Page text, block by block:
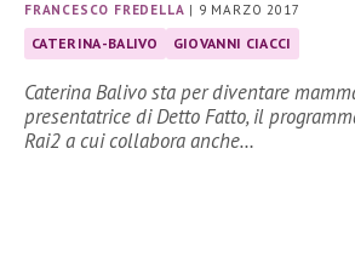
FRANCESCO FREDELLA | 9 MARZO 2017
CATERINA-BALIVO GIOVANNI CIACCI
Caterina Balivo sta per diventare
presentatrice di Detto Fatto, il
Rai2 a cui collabora anche…